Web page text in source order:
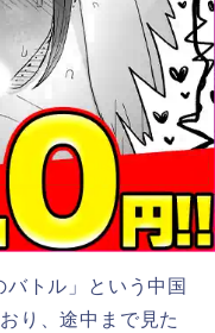
トル」 という 中国
り、途中まで見た